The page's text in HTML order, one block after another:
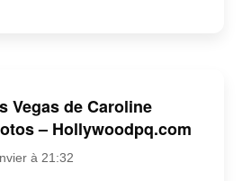
Vegas de Caroline
– Hollywoodpq.com
à 21:32